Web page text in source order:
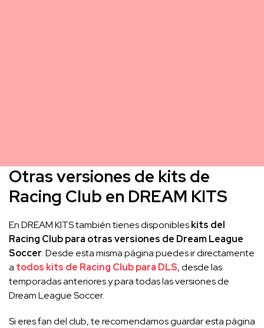
Otras versiones de kits de
Racing Club en DREAM KITS
En DREAM KITS también tienes disponibleskits del
Racing Club para otras versiones de Dream League
Soccer. Desde esta misma página puedes ir directamente
a todos kits de Racing Club para DLS, desde las
temporadas anteriores y para todas las versiones de
Dream League Soccer.
Si eres fan del club, te recomendamos guardar esta página